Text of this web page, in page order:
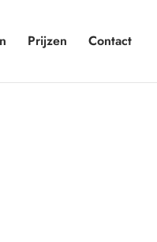
Prijzen Contact